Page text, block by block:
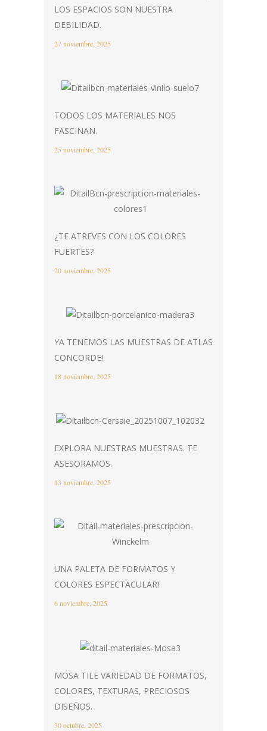
LOS ESPACIOS SON NUESTRA
DEBILIDAD.
27 noviembre, 2025
TODOS LOS MATERIALES NOS
FASCINAN.
25 noviembre, 2025
¿TE ATREVES CON LOS COLORES
FUERTES?
20 noviembre, 2025
YA TENEMOS LAS MUESTRAS DE ATLAS
CONCORDE!.
18 noviembre, 2025
EXPLORA NUESTRAS MUESTRAS. TE
ASESORAMOS.
13 noviembre, 2025
UNA PALETA DE FORMATOS Y
COLORES ESPECTACULAR!
6 noviembre, 2025
MOSA TILE VARIEDAD DE FORMATOS,
COLORES, TEXTURAS, PRECIOSOS
DISEÑOS.
30 octubre, 2025